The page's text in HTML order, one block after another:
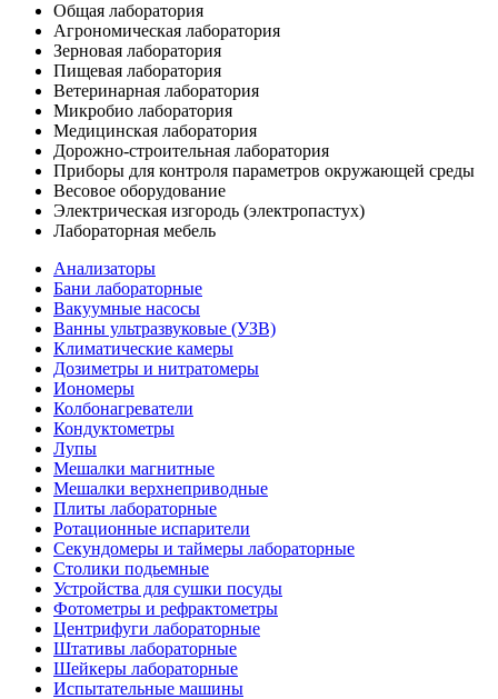
Общая лаборатория
Агрономическая лаборатория
Зерновая лаборатория
Пищевая лаборатория
Ветеринарная лаборатория
Микробио лаборатория
Медицинская лаборатория
Дорожно-строительная лаборатория
Приборы для контроля параметров окружающей среды
Весовое оборудование
Электрическая изгородь (электропастух)
Лабораторная мебель
Анализаторы
Бани лабораторные
Вакуумные насосы
Ванны ультразвуковые (УЗВ)
Климатические камеры
Дозиметры и нитратомеры
Иономеры
Колбонагреватели
Кондуктометры
Лупы
Мешалки магнитные
Мешалки верхнеприводные
Плиты лабораторные
Ротационные испарители
Секундомеры и таймеры лабораторные
Столики подьемные
Устройства для сушки посуды
Фотометры и рефрактометры
Центрифуги лабораторные
Штативы лабораторные
Шейкеры лабораторные
Испытательные машины